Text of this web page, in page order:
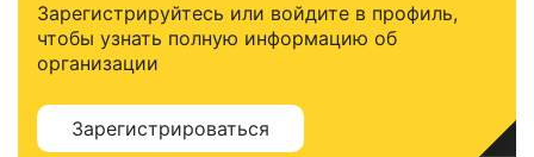
Зарегистрируйтесь или войдите в профиль,
чтобы узнать полную информацию об
организации
Зарегистрироваться